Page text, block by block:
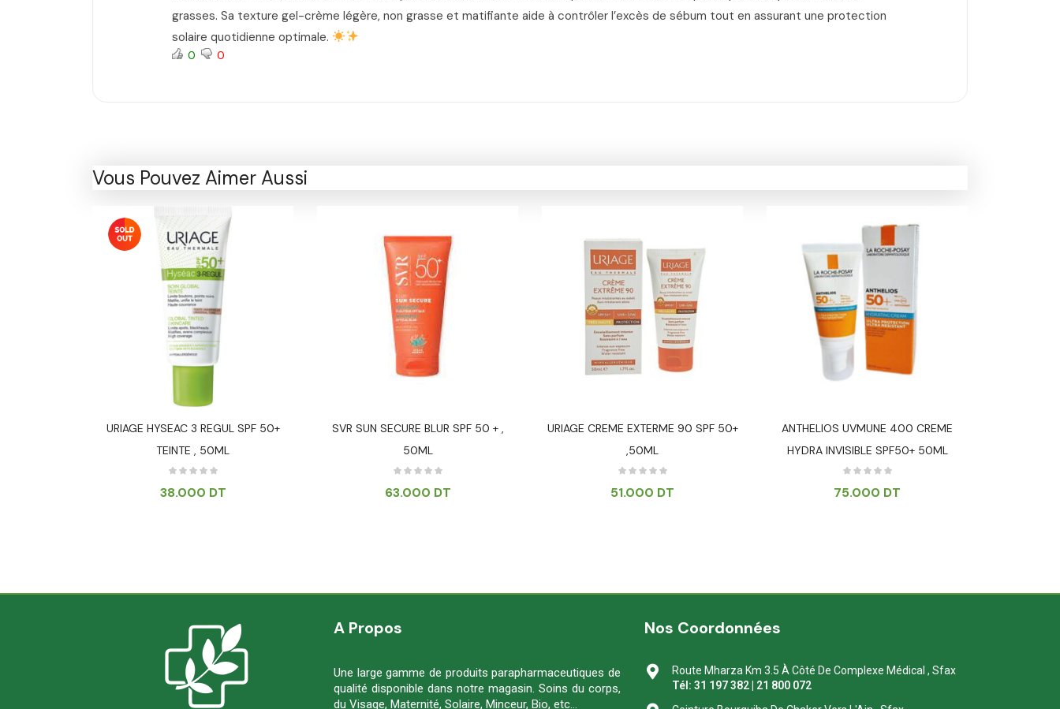
grasses. Sa texture gel-crème légère, non grasse et matifiante aide à contrôler l’excès de sébum tout en assurant une protection
solaire quotidienne optimale.
0 0
Vous Pouvez Aimer Aussi
URIAGE HYSEAC 3 REGUL SPF 50+
TEINTE , 50ML
38.000 DT
SVR SUN SECURE BLUR SPF 50 + ,
50ML
63.000 DT
URIAGE CREME EXTERME 90 SPF 50+
,50ML
51.000 DT
ANTHELIOS UVMUNE 400 CREME
HYDRA INVISIBLE SPF50+ 50ML
75.000 DT
A Propos
Une large gamme de produits parapharmaceutiques de
qualité disponible dans notre magasin. Soins du corps,
du Visage, Maternité, Solaire, Minceur, Bio, etc…
Nos Coordonnées
Route Mharza Km 3.5 À Côté De Complexe Médical , Sfax
Tél: 31 197 382 | 21 800 072